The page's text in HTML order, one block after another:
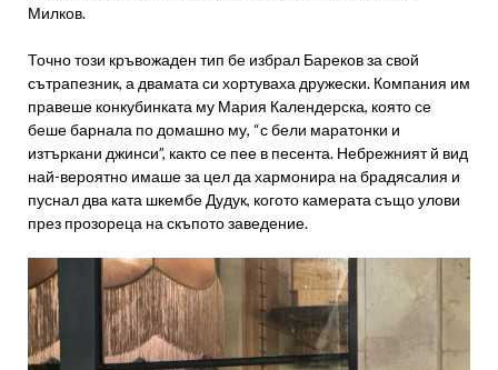
Милков.
Точно този кръвожаден тип бе избрал Бареков за свой
сътрапезник, а двамата си хортуваха дружески. Компания им
правеше конкубинката му Мария Календерска, която се
беше барнала по домашно му, “с бели маратонки и
изтъркани джинси”, както се пее в песента. Небрежният й вид
най-вероятно имаше за цел да хармонира на брадясалия и
пуснал два ката шкембе Дудук, когото камерата също улови
през прозореца на скъпото заведение.